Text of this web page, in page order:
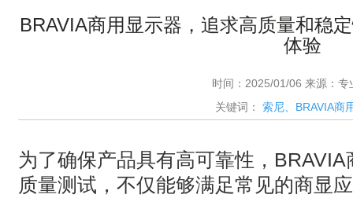
· 从“看见全貌”到“身心共感” | “壁彩京华”第三场展览在松下安恒
· 年度必赴约！9月15-17日，闻信第28届广告新科技上海秋交
· 面对不断升级的文旅亮化市场，你拿什么参与竞争？
· AVONIC摄像机 × Bosch DICENTIS会议系统保障二十国央行
· Extron 七月新闻集锦
BRAVIA商用显示器，追求高质量和
体验
时间：2025/01/06 来源：专
关键词：
索尼、BRAVIA商
为了确保产品具有高可靠性，
质量测试，不仅能够满足常见的商显